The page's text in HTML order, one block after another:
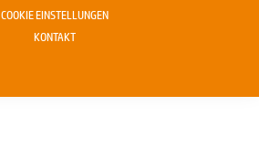
COOKIE EINSTELLUNGEN
KONTAKT